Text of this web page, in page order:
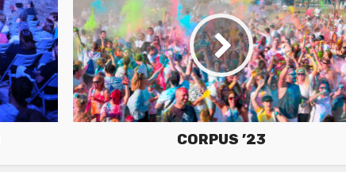
CORPUS ’23